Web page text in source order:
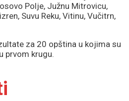
Polje, Južnu Mitrovicu,
Suvu Reku, Vitinu, Vučitrn,
za 20 opština u kojima su
prvom krugu.